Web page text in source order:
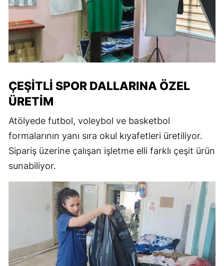
ÇEŞITLI SPOR DALLARINA ÖZEL
ÜRETIM
Atölyede futbol, voleybol ve basketbol
formalarının yanı sıra okul kıyafetleri üretiliyor.
Sipariş üzerine çalışan işletme elli farklı çeşit ürün
sunabiliyor.